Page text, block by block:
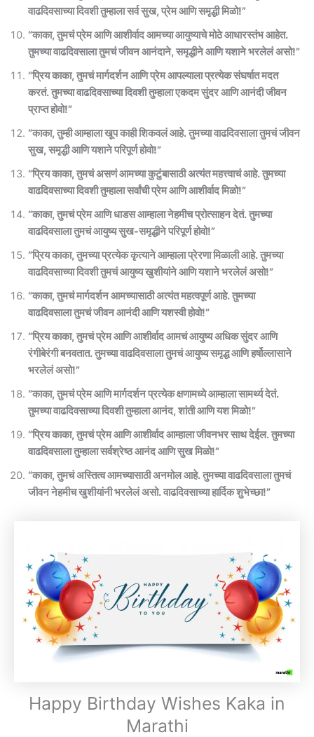
वाढदिवसाच्या दिवशी तुम्हाला सर्व सुख, प्रेम आणि समृद्धी मिळो!”
“काका, तुमचं प्रेम आणि आशीर्वाद आमच्या आयुष्याचे मोठे आधारस्तंभ आहेत.
तुमच्या वाढदिवसाला तुमचं जीवन आनंदाने, समृद्धीने आणि यशाने भरलेलं असो!”
“प्रिय काका, तुमचं मार्गदर्शन आणि प्रेम आपल्याला प्रत्येक संघर्षात मदत
करतं. तुमच्या वाढदिवसाच्या दिवशी तुम्हाला एकदम सुंदर आणि आनंदी जीवन
प्राप्त होवो!”
“काका, तुम्ही आम्हाला खूप काही शिकवलं आहे. तुमच्या वाढदिवसाला तुमचं जीवन
सुख, समृद्धी आणि यशाने परिपूर्ण होवो!”
“प्रिय काका, तुमचं असणं आमच्या कुटुंबासाठी अत्यंत महत्त्वाचं आहे. तुमच्या
वाढदिवसाच्या दिवशी तुम्हाला सर्वांची प्रेम आणि आशीर्वाद मिळो!”
“काका, तुमचं प्रेम आणि धाडस आम्हाला नेहमीच प्रोत्साहन देतं. तुमच्या
वाढदिवसाला तुमचं आयुष्य सुख-समृद्धीने परिपूर्ण होवो!”
“प्रिय काका, तुमच्या प्रत्येक कृत्याने आम्हाला प्रेरणा मिळाली आहे. तुमच्या
वाढदिवसाच्या दिवशी तुमचं आयुष्य खुशीयांने आणि यशाने भरलेलं असो!”
“काका, तुमचं मार्गदर्शन आमच्यासाठी अत्यंत महत्वपूर्ण आहे. तुमच्या
वाढदिवसाला तुमचं जीवन आनंदी आणि यशस्वी होवो!”
“प्रिय काका, तुमचं प्रेम आणि आशीर्वाद आमचं आयुष्य अधिक सुंदर आणि
रंगीबेरंगी बनवतात. तुमच्या वाढदिवसाला तुमचं आयुष्य समृद्ध आणि हर्षोल्लासाने
भरलेलं असो!”
“काका, तुमचं प्रेम आणि मार्गदर्शन प्रत्येक क्षणामध्ये आम्हाला सामर्थ्य देतं.
तुमच्या वाढदिवसाच्या दिवशी तुम्हाला आनंद, शांती आणि यश मिळो!”
“प्रिय काका, तुमचं प्रेम आणि आशीर्वाद आम्हाला जीवनभर साथ देईल. तुमच्या
वाढदिवसाला तुम्हाला सर्वश्रेष्ठ आनंद आणि सुख मिळो!”
“काका, तुमचं अस्तित्व आमच्यासाठी अनमोल आहे. तुमच्या वाढदिवसाला तुमचं
जीवन नेहमीच खुशीयांनी भरलेलं असो. वाढदिवसाच्या हार्दिक शुभेच्छा!”
Happy Birthday Wishes Kaka in
Marathi​